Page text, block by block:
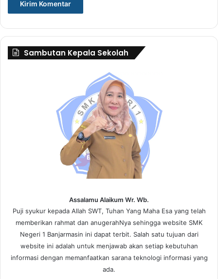
Sambutan Kepala Sekolah
Assalamu Alaikum Wr. Wb.
Puji syukur kepada Allah SWT, Tuhan Yang Maha Esa yang telah
memberikan rahmat dan anugerahNya sehingga website SMK
Negeri 1 Banjarmasin ini dapat terbit. Salah satu tujuan dari
website ini adalah untuk menjawab akan setiap kebutuhan
informasi dengan memanfaatkan sarana teknologi informasi yang
ada.